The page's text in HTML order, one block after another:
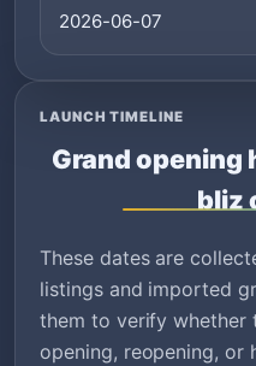
2026-06-07
LAUNCH TIMELINE
Grand opening
bliz
These dates are
listings and imported
them to verify whether
opening, reopening, or